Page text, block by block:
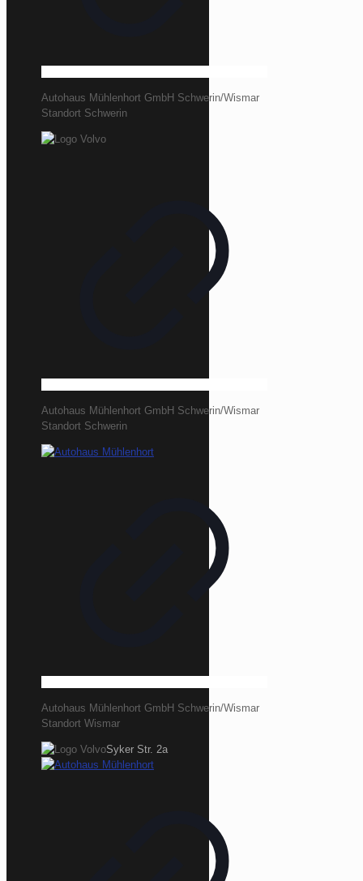
Autohaus Mühlenhort GmbH Schwerin/Wismar
Standort Schwerin
Autohaus Mühlenhort GmbH Schwerin/Wismar
Standort Schwerin
Autohaus Mühlenhort GmbH Schwerin/Wismar
Standort Wismar
Syker Str. 2a